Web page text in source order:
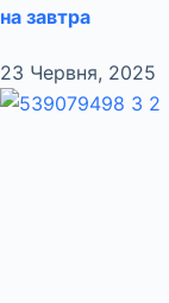
на завтра
23 Червня, 2025